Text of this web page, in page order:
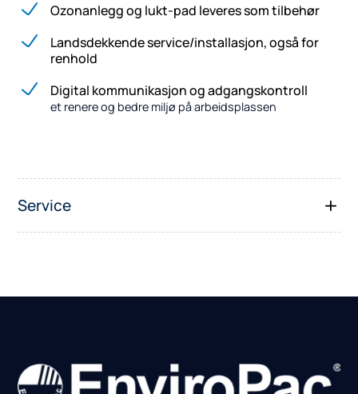
Ozonanlegg og lukt-pad leveres som tilbehør
Landsdekkende service/installasjon, også for
renhold
Digital kommunikasjon og adgangskontroll
et renere og bedre miljø på arbeidsplassen
Service